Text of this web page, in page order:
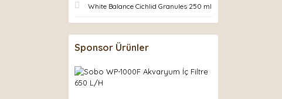
White Balance Cichlid Granules 250 ml
Sponsor Ürünler